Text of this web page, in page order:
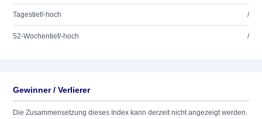
Tagestief/-hoch /
52-Wochentief/-hoch /
Gewinner / Verlierer
Die Zusammensetzung dieses Index kann derzeit nicht angezeigt werden.